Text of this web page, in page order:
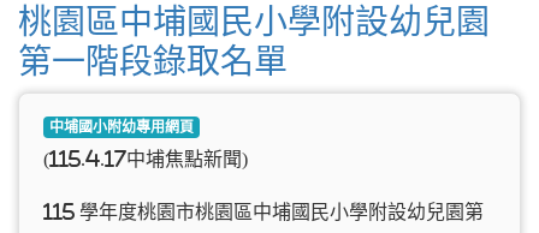
桃園區中埔國民小學附設幼兒園
第一階段錄取名單
中埔國小附幼專用網頁
(115.4.17中埔焦點新聞)
115 學年度桃園市桃園區中埔國民小學附設幼兒園第